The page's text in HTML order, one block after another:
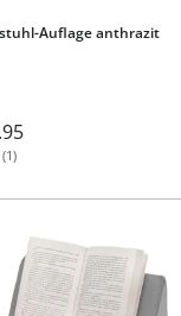
Auflage anthrazit
(1)